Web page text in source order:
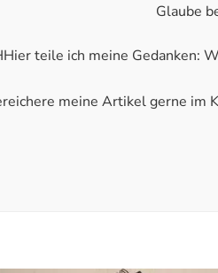
Glaube
teile ich meine Gedanken:
meine Artikel gerne im